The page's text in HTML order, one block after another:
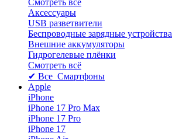
Смотреть всё
Аксессуары
USB разветвители
Беспроводные зарядные устройства
Внешние аккумуляторы
Гидрогелевые плёнки
Смотреть всё
✔ Все Смартфоны
Apple
iPhone
iPhone 17 Pro Max
iPhone 17 Pro
iPhone 17